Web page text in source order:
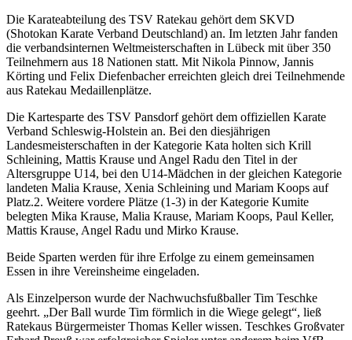
Die Karateabteilung des TSV Ratekau gehört dem SKVD
(Shotokan Karate Verband Deutschland) an. Im letzten Jahr fanden
die verbands­internen Weltmeisterschaften in Lübeck mit über 350
Teilnehmern aus 18 Nationen statt. Mit Nikola Pinnow, Jannis
Körting und Felix Diefenbacher erreichten gleich drei Teilnehmende
aus Ratekau Medaillenplätze.
Die Kartesparte des TSV Pansdorf gehört dem offiziellen Karate
Verband Schleswig-Holstein an. Bei den diesjährigen
Landesmeisterschaften in der Kategorie Kata holten sich Krill
Schleining, Mattis Krause und Angel Radu den Titel in der
Altersgruppe U14, bei den U14-Mädchen in der gleichen Kategorie
landeten Malia Krause, Xenia Schleining und Mariam Koops auf
Platz.2. Weitere vordere Plätze (1-3) in der Kategorie Kumite
belegten Mika Krause, Malia Krause, Mariam Koops, Paul Keller,
Mattis Krause, Angel Radu und Mirko Krause.
Beide Sparten werden für ihre Erfolge zu einem gemeinsamen
Essen in ihre Vereinsheime eingeladen.
Als Einzelperson wurde der Nachwuchsfußballer Tim Teschke
geehrt. „Der Ball wurde Tim förmlich in die Wiege gelegt“, ließ
Ratekaus Bürgermeister Thomas Keller wissen. Teschkes Großvater